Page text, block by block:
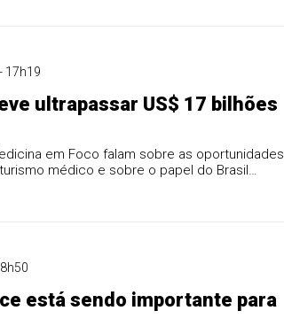
17h19
ultrapassar US$ 17 bilhões
em Foco falam sobre as oportunidades
médico e sobre o papel do Brasil
está sendo importante para